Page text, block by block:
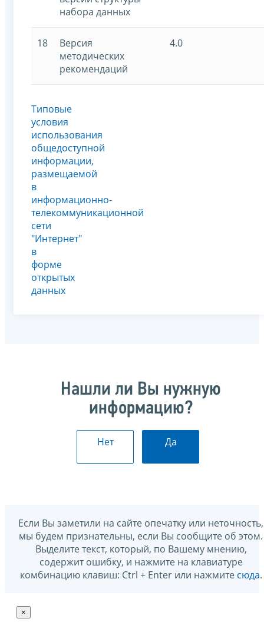
набора данных
18
Версия
методических
рекомендаций
4.0
Типовые
условия
использования
общедоступной
информации,
размещаемой
в
информационно-
телекоммуникационной
сети
"Интернет"
в
форме
открытых
данных
Нашли ли Вы нужную
информацию?
Нет Да
Если Вы заметили на сайте опечатку или неточность,
мы будем признательны, если Вы сообщите об этом.
Выделите текст, который, по Вашему мнению,
содержит ошибку, и нажмите на клавиатуре
комбинацию клавиш: Ctrl + Enter или нажмите сюда.
×